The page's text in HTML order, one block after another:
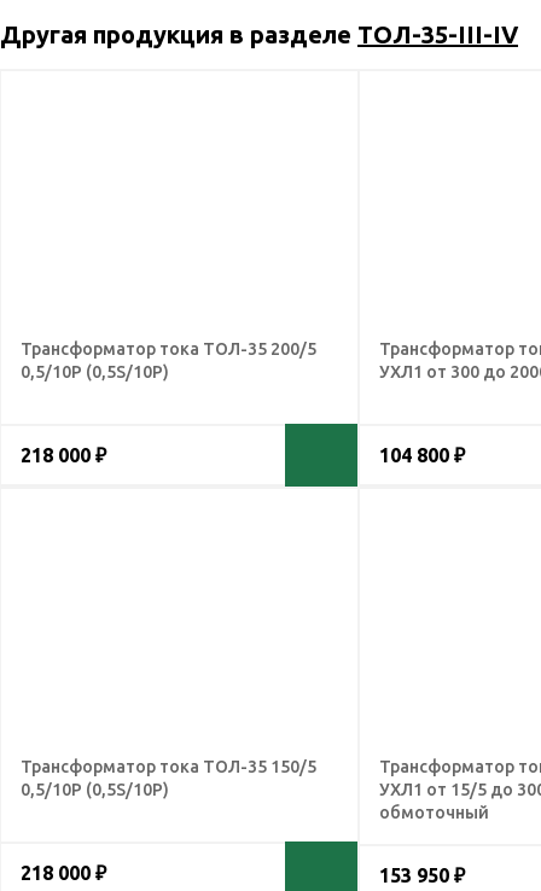
Другая продукция в разделе ТОЛ-35-III-IV
Трансформатор тока ТОЛ-35 200/5
0,5/10Р (0,5S/10Р)
218 000 ₽
Трансформатор
УХЛ1 от 300 до
104 800 ₽
Трансформатор тока ТОЛ-35 150/5
0,5/10Р (0,5S/10Р)
218 000 ₽
Трансформатор
УХЛ1 от 15/5 до
обмоточный
153 950 ₽